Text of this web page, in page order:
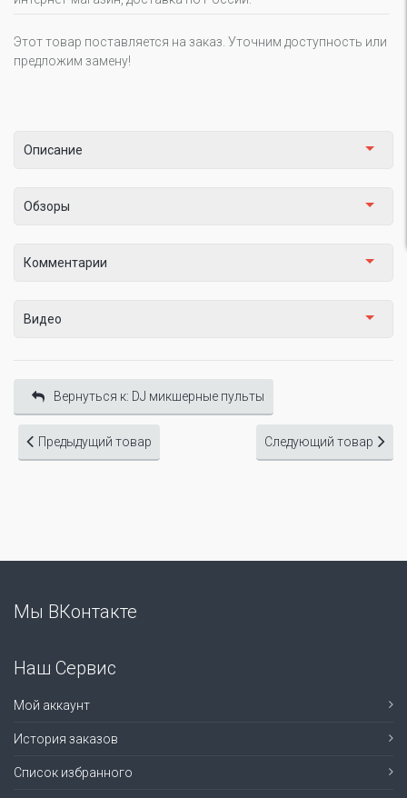
Этот товар поставляется на заказ. Уточним доступность или
предложим замену!
Описание
Обзоры
Комментарии
Видео
Вернуться к: DJ микшерные пульты
Предыдущий товар Следующий товар
Мы ВКонтакте
Наш Сервис
Мой аккаунт
История заказов
Список избранного